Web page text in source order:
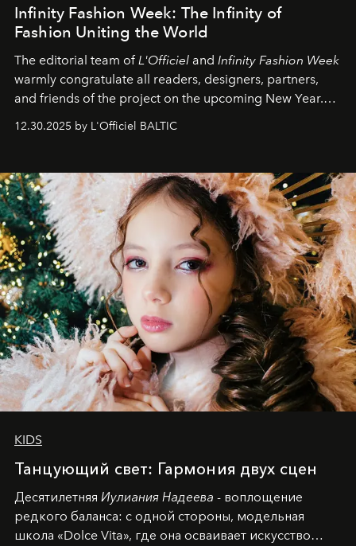
Infinity Fashion Week: The Infinity of
Fashion Uniting the World
The editorial team ofL'Officiel and Infinity Fashion Week
warmly congratulate all readers, designers, partners,
and friends of the project on the upcoming New Year.
May 2026 bring growth, inspiration, bold ideas, and new
achievements.
12.30.2025 by L'Officiel BALTIC
KIDS
Танцующий свет: Гармония двух сцен
Десятилетняя Иулиания Надеева - воплощение
редкого баланса: с одной стороны, модельная
школа «Dolce Vita», где она осваивает искусство